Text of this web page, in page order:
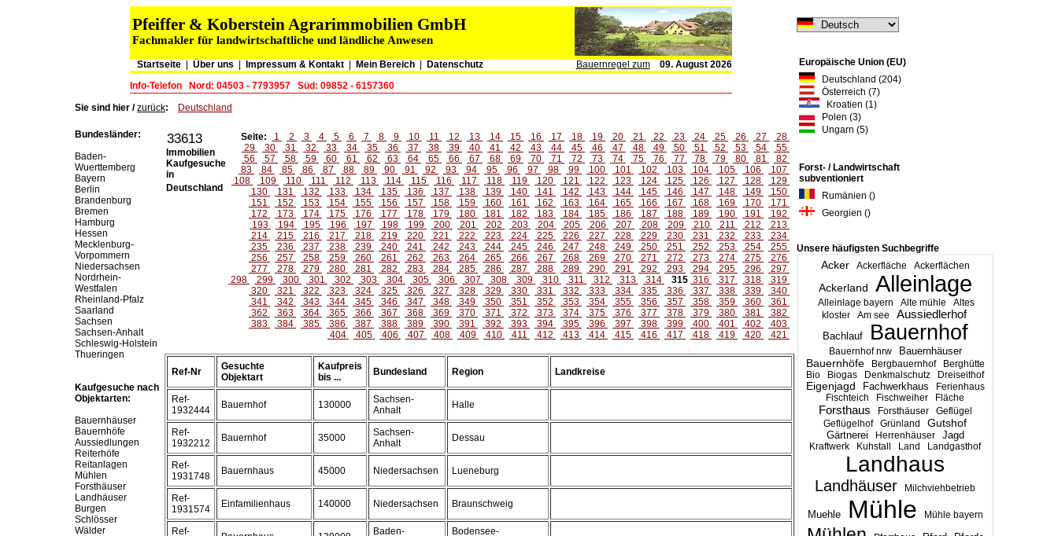
Pfeiffer & Koberstein Agrarimmobilien GmbH
Fachmakler für landwirtschaftliche und ländliche Anwesen
Startseite| Über uns Impressum & Kontakt| Mein Bereich Datenschutz Bauernregel zum
09. August 2026
Info-Telefon
Nord: 04503 - 7793957 Süd: 09852 - 6157360
Europäische Union (EU)
Deutschland (204)
Österreich (7)
Kroatien (1)
Polen (3)
Ungarn (5)
Forst- / Landwirtschaft
subventioniert
Rumänien ()
Georgien ()
Unsere häufigsten Suchbegriffe
Acker Ackerfläche Ackerflächen
Ackerland Alleinlage
Alleinlage bayern Alte mühle
Altes
kloster
Am see Aussiedlerhof
Bachlauf Bauernhof
Bauernhof nrw Bauernhäuser
Bauernhöfe Bergbauernhof
Berghütte
Bio
Biogas Denkmalschutz Dreiseithof
Eigenjagd Fachwerkhaus
Ferienhaus
Fischteich
Fischweiher Fläche
Forsthaus Forsthäuser
Geflügel
Geflügelhof
Grünland
Gutshof
Gärtnerei
Herrenhäuser Jagd
Kraftwerk Kuhstall Land Landgasthof
Landhaus
Landhäuser Milchviehbetrieb
Muehle Mühle Mühle bayern
Sie sind hier /zurück: Deutschland
Bundesländer:
Baden-
Wuerttemberg
Bayern
Berlin
Brandenburg
Bremen
Hamburg
Hessen
Mecklenburg-
Vorpommern
Niedersachsen
Nordrhein-
Westfalen
Rheinland-Pfalz
Saarland
Sachsen
Sachsen-Anhalt
Schleswig-Holstein
Thueringen
Kaufgesuche nach
Objektarten:
Bauernhäuser
Bauernhöfe
Aussiedlungen
Reiterhöfe
Reitanlagen
Mühlen
Forsthäuser
Landhäuser
Burgen
Schlösser
Wälder
33613
Immobilien
Kaufgesuche
in
Deutschland
Seite: 1 2 3 4 5 6 7 8 9 10 11 12 13 14 15 16 17 18 19 20 21 22 23 24 25 26 27
28
29
30 31 32 33 34 35 36 37 38 39 40 41 42 43 44 45 46 47 48 49 50 51 52 53 54
55
56
57 58 59 60 61 62 63 64 65 66 67 68 69 70 71 72 73 74 75 76 77 78 79 80 81
82
83
84 85 86 87 88 89 90 91 92 93 94 95 96 97 98 99 100 101 102 103 104 105 106
107
108
109 110 111 112 113 114 115 116 117 118 119 120 121 122 123 124 125 126 127 128
129
130
131 132 133 134 135 136 137 138 139 140 141 142 143 144 145 146 147 148 149
150
151
152 153 154 155 156 157 158 159 160 161 162 163 164 165 166 167 168 169 170
171
172
173 174 175 176 177 178 179 180 181 182 183 184 185 186 187 188 189 190 191
192
193
194 195 196 197 198 199 200 201 202 203 204 205 206 207 208 209 210 211 212
213
214
215 216 217 218 219 220 221 222 223 224 225 226 227 228 229 230 231 232 233
234
235
236 237 238 239 240 241 242 243 244 245 246 247 248 249 250 251 252 253 254
255
256
257 258 259 260 261 262 263 264 265 266 267 268 269 270 271 272 273 274 275
276
277
278 279 280 281 282 283 284 285 286 287 288 289 290 291 292 293 294 295 296
297
298
299 300 301 302 303 304 305 306 307 308 309 310 311 312 313 314 315 316 317 318
319
320
321 322 323 324 325 326 327 328 329 330 331 332 333 334 335 336 337 338 339
340
341
342 343 344 345 346 347 348 349 350 351 352 353 354 355 356 357 358 359 360
361
362
363 364 365 366 367 368 369 370 371 372 373 374 375 376 377 378 379 380 381
382
383
384 385 386 387 388 389 390 391 392 393 394 395 396 397 398 399 400 401 402
403
404
405 406 407 408 409 410 411 412 413 414 415 416 417 418 419 420 421
Ref-Nr
Gesuchte
Objektart
Kaufpreis
bis ...
Bundesland Region Landkreise
Ref-
1932444
Bauernhof 130000
Sachsen-
Anhalt
Halle
Ref-
1932212
Bauernhof 35000
Sachsen-
Anhalt
Dessau
Ref-
1931748
Bauernhaus 45000 Niedersachsen Lueneburg
Ref-
1931574
Einfamilienhaus 140000 Niedersachsen Braunschweig
Ref-
Baden-
Bodensee-